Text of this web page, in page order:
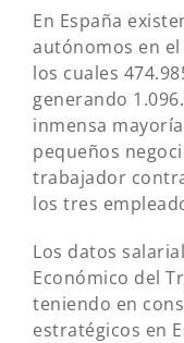
En España
autónomos en el
los cuales
generando
inmensa
pequeños
trabajador
los tres
Los datos
Económico del
teniendo en
estratégicos en